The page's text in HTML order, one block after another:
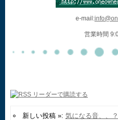
e-mail:
営業時間
新しい投稿 »: 気になる音、、